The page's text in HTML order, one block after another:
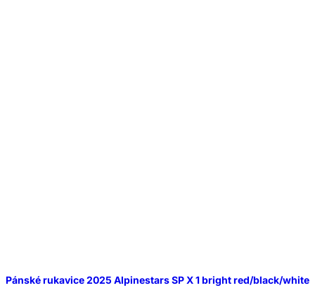
Pánské rukavice 2025 Alpinestars SP X 1 bright red/black/white